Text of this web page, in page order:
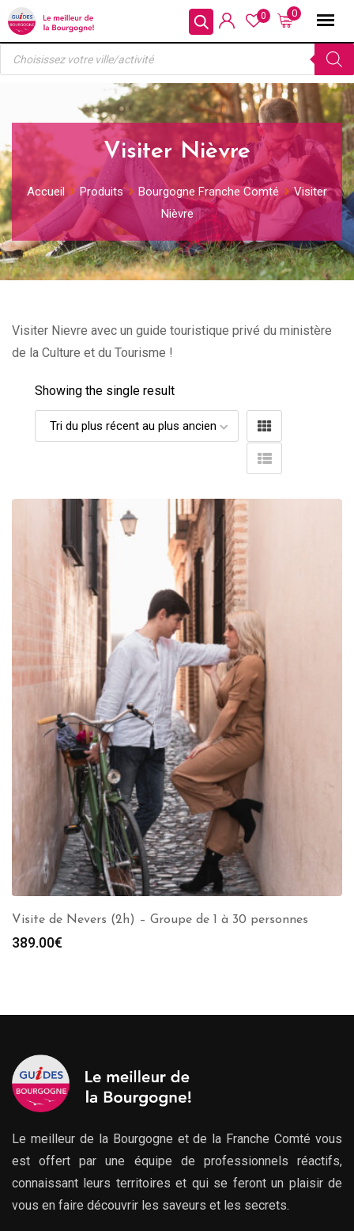
Skip
to
content
0
0
Recherche
produits
Visiter Nièvre
Accueil Produits Bourgogne Franche Comté
Visiter
Nièvre
Visiter Nievre avec un guide touristique privé du ministère
de la Culture et du Tourisme !
Showing the single result
Visite de Nevers (2h) – Groupe de 1 à 30 personnes
389.00€
Le meilleur de la Bourgogne et de la Franche Comté vous
est offert par une équipe de professionnels réactifs,
connaissant leurs territoires et qui se feront un plaisir de
vous en faire découvrir les saveurs et les secrets.